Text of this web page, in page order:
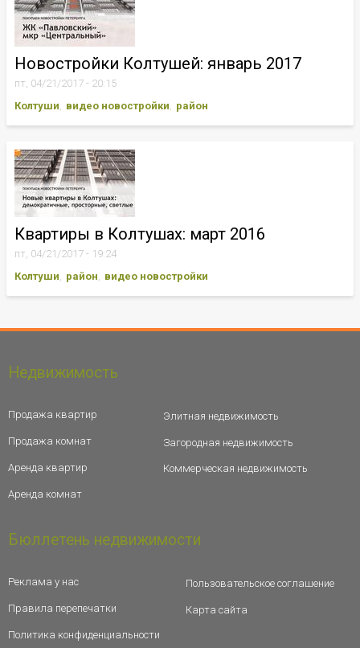
Новостройки Колтушей: январь 2017
пт, 04/21/2017 - 20:15
Колтуши
видео новостройки район
Квартиры в Колтушах: март 2016
пт, 04/21/2017 - 19:24
Колтуши
район видео новостройки
Недвижимость
Продажа квартир
Продажа комнат
Аренда квартир
Аренда комнат
Элитная недвижимость
Загородная недвижимость
Коммерческая недвижимость
Бюллетень недвижимости
Реклама у нас
Правила перепечатки
Политика конфиденциальности
Пользовательское соглашение
Карта сайта